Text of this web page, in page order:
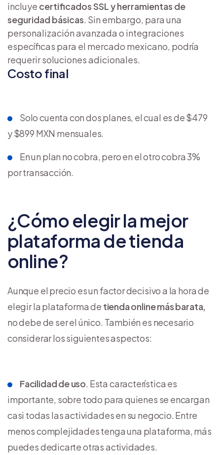
incluye certificados SSL y herramientas de
seguridad básicas . Sin embargo, para una
personalización avanzada o integraciones
específicas para el mercado mexicano, podría
requerir soluciones adicionales.
Costo final
Solo cuenta con dos planes, el cual es de $479
y $899 MXN mensuales.
En un plan no cobra, pero en el otro cobra 3%
por transacción.
¿Cómo elegir la mejor
plataforma de tienda
online?
Aunque el precio es un factor decisivo a la hora de
elegir la plataforma de tienda online más barata,
no debe de ser el único. También es necesario
considerar los siguientes aspectos:
Facilidad de uso . Esta característica es
importante, sobre todo para quienes se encargan
casi todas las actividades en su negocio. Entre
menos complejidades tenga una plataforma, más
puedes dedicarte otras actividades.